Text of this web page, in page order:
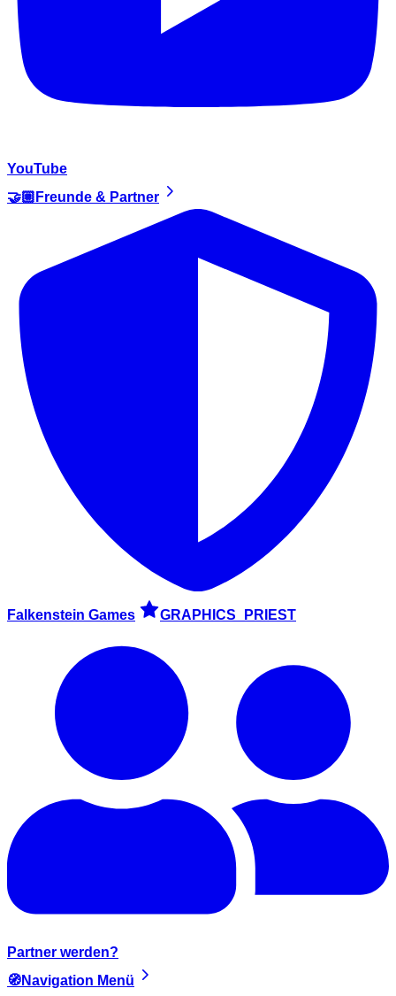
YouTube
🤝🏼Freunde & Partner
Falkenstein Games GRAPHICS_PRIEST
Partner werden?
🧭Navigation Menü